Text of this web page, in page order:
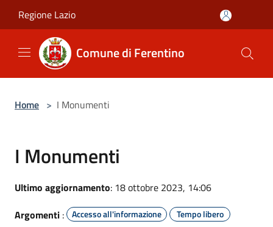
Regione Lazio
Comune di Ferentino
Home > I Monumenti
I Monumenti
Ultimo aggiornamento: 18 ottobre 2023, 14:06
Argomenti : Accesso all'informazione
Tempo libero